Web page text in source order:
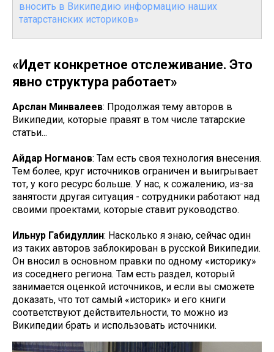
вносить в Википедию информацию наших
татарстанских историков»
«Идет конкретное отслеживание. Это
явно структура работает»
Арслан Минвалеев: Продолжая тему авторов в
Википедии, которые правят в том числе татарские
статьи...
Айдар Ногманов: Там есть своя технология внесения.
Тем более, круг источников ограничен и выигрывает
тот, у кого ресурс больше. У нас, к сожалению, из-за
занятости другая ситуация - сотрудники работают над
своими проектами, которые ставит руководство.
Ильнур Габидуллин: Насколько я знаю, сейчас один
из таких авторов заблокирован в русской Википедии.
Он вносил в основном правки по одному «историку»
из соседнего региона. Там есть раздел, который
занимается оценкой источников, и если вы сможете
доказать, что тот самый «историк» и его книги
соответствуют действительности, то можно из
Википедии брать и использовать источники.